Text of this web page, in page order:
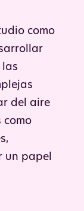
como
las
del aire
como
un papel